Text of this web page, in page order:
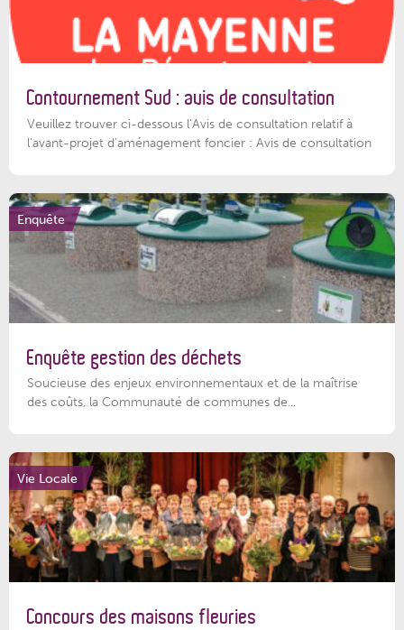
Contournement Sud : avis de consultation
Veuillez trouver ci-dessous l’Avis de consultation relatif à
l'avant-projet d'aménagement foncier : Avis de consultation
Enquête
Enquête gestion des déchets
Soucieuse des enjeux environnementaux et de la maîtrise
des coûts, la Communauté de communes de...
Vie Locale
Concours des maisons fleuries